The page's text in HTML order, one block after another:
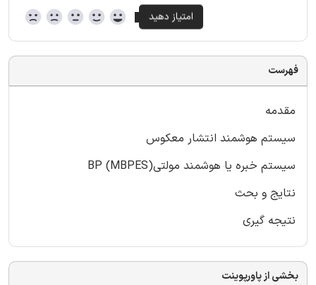
فهرست
مقدمه
سیستم هوشمند انتشار معکوس
سیستم خبره یا هوشمند مولتیBP (MBPES)
نتایج و بحث
نتیجه گیری
بخشی از پاورپوینت